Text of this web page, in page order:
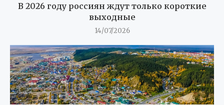
В 2026 году россиян ждут только короткие
выходные
14/07/2026